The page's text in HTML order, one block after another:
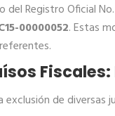
del Registro Oficial
00000052. Estas
de